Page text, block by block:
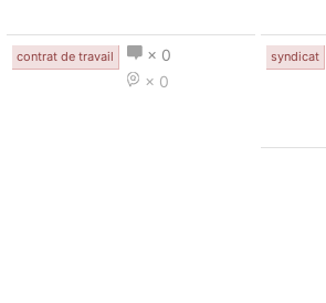
contrat de travail
× 0
× 0
syndicat